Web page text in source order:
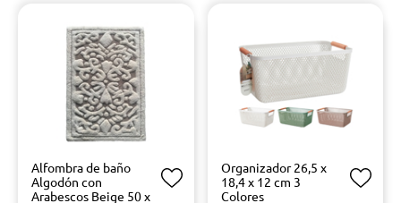
Alfombra de baño
Algodón con
Arabescos Beige 50 x
Organizador 26,5 x
18,4 x 12 cm 3
Colores